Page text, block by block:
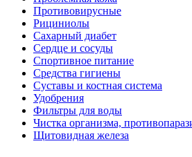
Противовирусные
Рициниолы
Сахарный диабет
Сердце и сосуды
Спортивное питание
Средства гигиены
Суставы и костная система
Удобрения
Фильтры для воды
Чистка организма,
Щитовидная железа